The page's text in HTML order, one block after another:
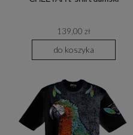
139,00 zł
do koszyka